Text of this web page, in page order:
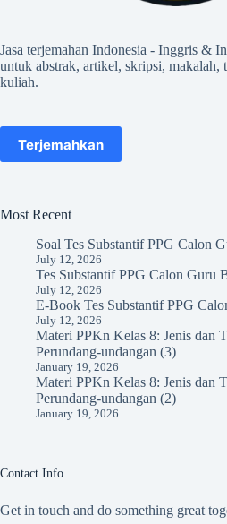
Jasa terjemahan Indonesia - Inggris &
untuk abstrak, artikel, skripsi, makalah,
kuliah.
Terjemahkan
Most Recent
Soal Tes Substantif PPG Calon
July 12, 2026
Tes Substantif PPG Calon Guru
July 12, 2026
E-Book Tes Substantif PPG
July 12, 2026
Materi PPKn Kelas 8: Jenis dan
Perundang-undangan (3)
January 19, 2026
Materi PPKn Kelas 8: Jenis dan
Perundang-undangan (2)
January 19, 2026
Contact Info
Get in touch and do something great